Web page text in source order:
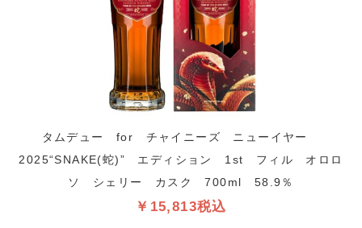
タムデュー for チャイニーズ ニューイヤー
2025“SNAKE(蛇)” エディション 1st フィル オロロ
ソ シェリー カスク 700ml 58.9％
￥15,813税込